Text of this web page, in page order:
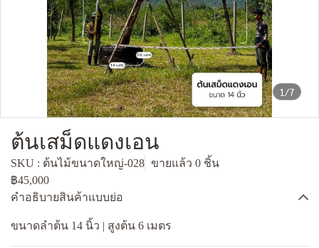
1/7
ต้นเสม็ดแดงเอน
SKU : ต้นไม้ขนาดใหญ่-028 ขายแล้ว 0 ชิ้น
฿45,000
คำอธิบายสินค้าแบบย่อ
ขนาดลำต้น 14 นิ้ว | สูงต้น 6 เมตร